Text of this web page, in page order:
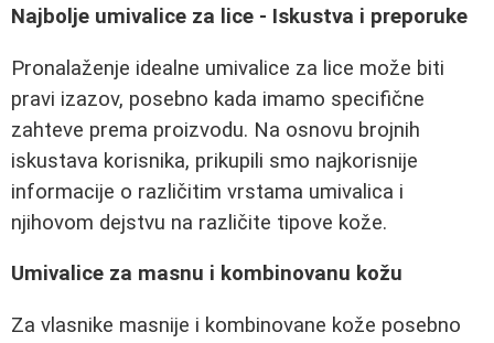
Najbolje umivalice za lice - Iskustva i preporuke
Pronalaženje idealne umivalice za lice može biti
pravi izazov, posebno kada imamo specifične
zahteve prema proizvodu. Na osnovu brojnih
iskustava korisnika, prikupili smo najkorisnije
informacije o različitim vrstama umivalica i
njihovom dejstvu na različite tipove kože.
Umivalice za masnu i kombinovanu kožu
Za vlasnike masnije i kombinovane kože posebno